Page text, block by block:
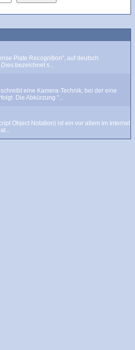
Plate Recognition", auf deutsch
bezeichnet s...
eine Kamera-Technik, bei der eine
Die Abkürzung "...
Object Notation) ist ein vor allem im Internet